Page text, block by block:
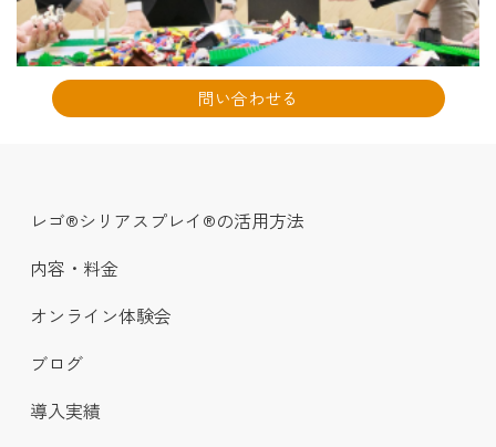
問い合わせる
レゴ®シリアスプレイ®の活用方法
内容・料金
オンライン体験会
ブログ
導入実績